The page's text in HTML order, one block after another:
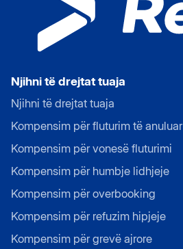
Njihni të drejtat tuaja
Njihni të drejtat tuaja
Kompensim për fluturim të anuluar
Kompensim për vonesë fluturimi
Kompensim për humbje lidhjeje
Kompensim për overbooking
Kompensim për refuzim hipjeje
Kompensim për grevë ajrore